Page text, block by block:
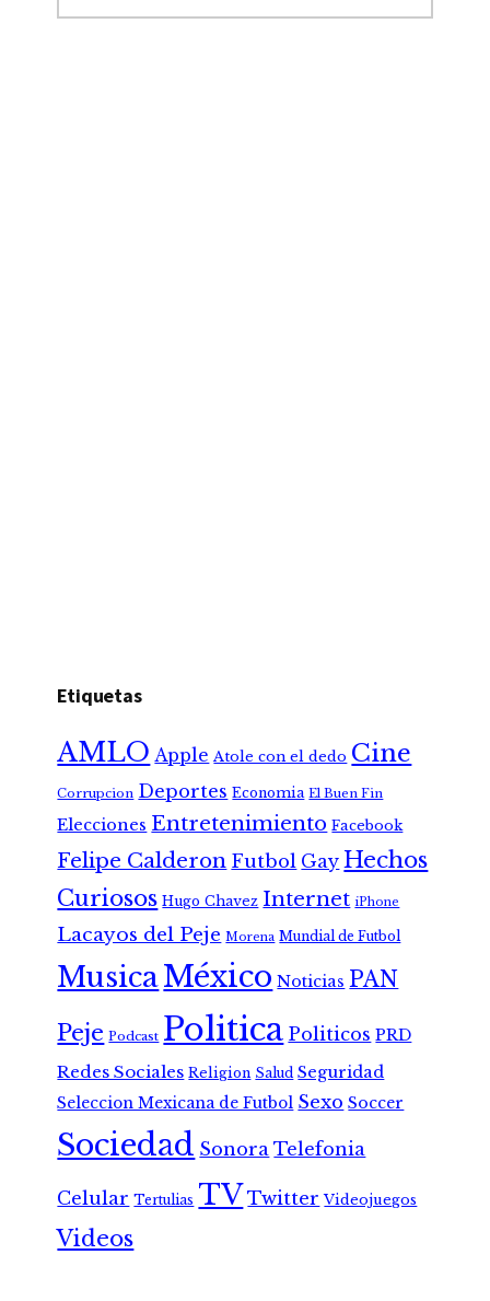
Etiquetas
AMLO Apple Atole con el dedo Cine
Corrupcion Deportes Economia El Buen Fin
Elecciones Entretenimiento Facebook
Felipe Calderon Futbol Gay Hechos
Curiosos Hugo Chavez Internet iPhone
Lacayos del Peje Morena Mundial de Futbol
MusicaMéxico Noticias PAN
Peje Podcast Politica Politicos PRD
Redes Sociales Religion Salud Seguridad
Seleccion Mexicana de Futbol Sexo Soccer
Sociedad Sonora Telefonia
Celular Tertulias TV Twitter Videojuegos
Videos